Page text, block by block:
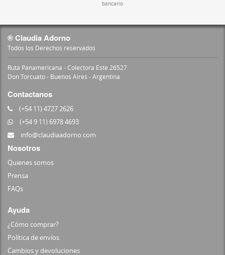
bancario
® Claudia Adorno
Todos los Derechos reservados
Ruta Panamericana - Colectora Este 26527
Don Torcuato - Buenos Aires - Argentina
Contactanos
(+54 11) 4727 2626
(+54 9 11) 6978 4693
info@claudiaadorno.com
Nosotros
Quienes somos
Prensa
FAQs
Ayuda
¿Cómo comprar?
Política de envíos
Cambios y devoluciones